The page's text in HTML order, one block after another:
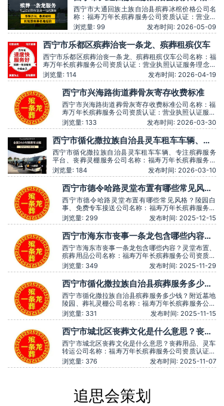
服务服务特色：墓地销售转
格
西宁市大通回族土族自治县殡葬冰棺价格公司名
称：福寿万年长殡葬服务公司资质认证：营业执
照认证服务理念：客户至上，服务至上服务时
间：全天在线用户评价：丧事一条龙服务顺畅，
解答耐心细致。主营服务：殡葬服务、灵堂布
置、丧葬一条龙、殡仪车出租、白事服务、灵车
接运、殡葬用品、长途跨省殡葬用车、火化预
约，下葬安葬
浏览量: 99 发布时间: 2026-05-09
西宁市乐都区殡葬治丧一条龙、殡葬租殡仪车
西宁市乐都区殡葬治丧一条龙、殡葬租殡仪车公司名称：福
寿万年长殡葬服务公司资质认证：营业执照认证服务理念：
客户至上，服务至上服务时间：全天在线用户评价：丧事一
条龙服务顺畅，解答耐心细致。主营服务：殡葬服务、灵堂
布置、丧葬一条龙、殡仪车出租、白事服务、灵车接运、殡
葬用品、长途跨省殡葬用车、火化预约，下葬
浏览量: 114 发布时间: 2026-04-19
西宁市兴海路街道葬骨灰寄存收费标准
西宁市兴海路街道葬骨灰寄存收费标准公司名称：福
寿万年长殡葬服务公司资质认证：营业执照认证服务
理念：客户至上，服务至上服务时间：全天在线用户
评价：丧事一条龙服务顺畅，解答耐心细致。主营服
务：殡葬服务、灵堂布置、丧葬一条龙、殡仪车出
租、白事服务、灵车接运、殡葬用品、长途跨省殡葬
用车、火化预约，下葬安葬礼
浏览量: 133 发布时间: 2026-03-30
西宁市循化撒拉族自治县灵车租车车辆、专
注殡葬服务平台、丧葬灵棚服务
西宁市循化撒拉族自治县灵车租车车辆、专注殡葬服务
平台、丧葬灵棚服务公司名称：福寿万年长殡葬服务公
司资质认证：营业执照认证服务理念：客户至上，服务
至上服务时间：全天在线用户评价：时间守约，从不拖
沓误事。主营服务：殡葬服务、灵堂布置、丧葬一条
龙、殡仪车出租、白事服务、灵车接运、殡葬用品、长
途跨省殡葬用车
浏览量: 184 发布时间: 2026-03-10
西宁市德令哈路灵堂布置有哪些常见风
格？陵园白事、免费专车接送
西宁市德令哈路灵堂布置有哪些常见风格？陵园白
事、免费专车接送公司名称：福寿万年长殡葬服务公
司资质认证：营业执照认证服务理念：客户至上，服
务至上服务时间：全天在线用户评价：一条龙服务用
心得体，让逝者有尊严。主营服务：殡葬服务、灵堂
布置、丧葬一条龙、殡仪车出租、白事服务、灵车接
运、殡葬用品、长途跨省殡葬
浏览量: 299 发布时间: 2025-12-15
西宁市海东市丧事一条龙包含哪些内容？
灵堂布置、殡葬用品
西宁市海东市丧事一条龙包含哪些内容？灵堂布置、
殡葬用品公司名称：福寿万年长殡葬服务公司资质认
证：营业执照认证服务理念：客户至上，服务至上服
务时间：全天在线用户评价：服务时言语温和，安抚
情绪很到位，专业可靠。主营服务：殡葬服务、灵堂
布置、丧葬一条龙、殡仪车出租、白事服务、灵车接
运、殡葬用品、长途跨省殡
浏览量: 349 发布时间: 2025-11-29
西宁市循化撒拉族自治县殡葬服务多少
钱？附近墓地陵园、葬礼灵棚
西宁市循化撒拉族自治县殡葬服务多少钱？附近墓地
陵园、葬礼灵棚公司名称：福寿万年长殡葬服务公司
资质认证：营业执照认证服务理念：客户至上，服务
至上服务时间：全天在线用户评价：价格透明，没有
隐形消费。主营服务：殡葬服务、灵堂布置、丧葬一
条龙、殡仪车出租、白事服务、灵车接运、殡葬用
品、长途跨省殡葬用车、火化
浏览量: 331 发布时间: 2025-11-15
西宁市城北区丧葬文化是什么意思？丧葬
用品、灵车转运
西宁市城北区丧葬文化是什么意思？丧葬用品、灵车
转运公司名称：福寿万年长殡葬服务公司资质认证：
营业执照认证服务理念：客户至上，服务至上服务时
间：全天在线用户评价：服务有认真倾听家属需求，
运、殡葬用品、长途跨省殡葬用
浏览量: 376 发布时间: 2025-11-07
追思会策划